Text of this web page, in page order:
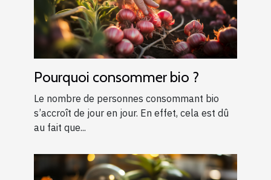
Pourquoi consommer bio ?
Le nombre de personnes consommant bio
s’accroît de jour en jour. En effet, cela est dû
au fait que...